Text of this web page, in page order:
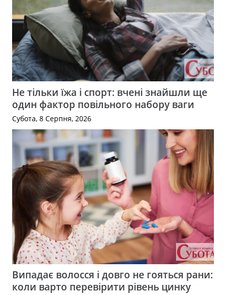
Не тільки їжа і спорт: вчені знайшли ще
один фактор повільного набору ваги
Субота, 8 Серпня, 2026
Випадає волосся і довго не гояться рани:
коли варто перевірити рівень цинку